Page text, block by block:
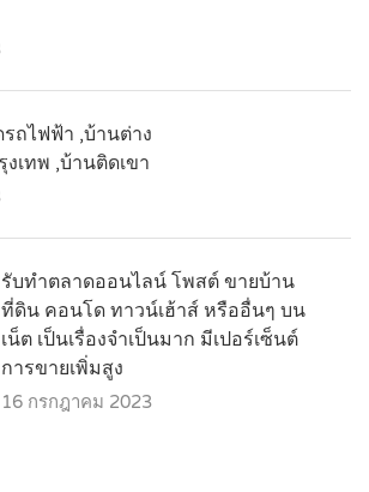
ถไฟฟ้า ,บ้านต่าง
เทพ ,บ้านติดเขา
รับทำตลาดออนไลน์ โพสต์ ขายบ้าน
ที่ดิน คอนโด ทาวน์เฮ้าส์ หรืออื่นๆ บน
เน็ต เป็นเรื่องจำเป็นมาก มีเปอร์เซ็นต์
การขายเพิ่มสูง
16 กรกฎาคม 2023